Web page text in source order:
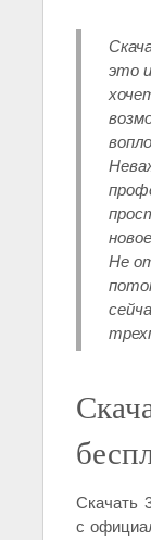
это
Не
Скачать
с